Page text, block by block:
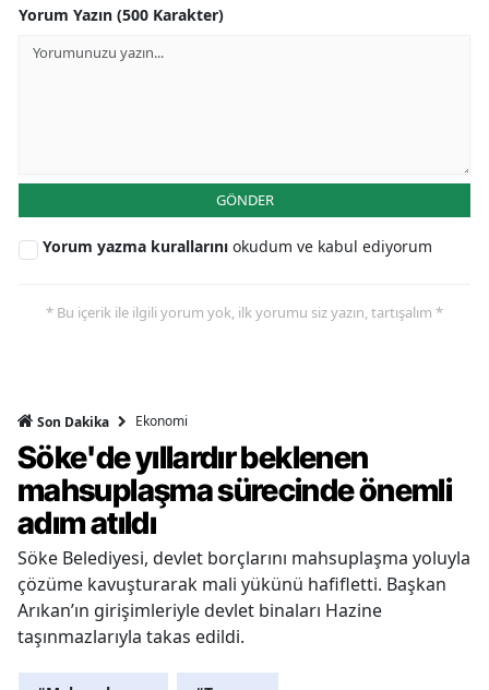
Yorum Yazın (500 Karakter)
GÖNDER
Yorum yazma kurallarını okudum ve kabul ediyorum
* Bu içerik ile ilgili yorum yok, ilk yorumu siz yazın, tartışalım *
Son Dakika Ekonomi
Söke'de yıllardır beklenen
mahsuplaşma sürecinde önemli
adım atıldı
Söke Belediyesi, devlet borçlarını mahsuplaşma yoluyla
çözüme kavuşturarak mali yükünü hafifletti. Başkan
Arıkan’ın girişimleriyle devlet binaları Hazine
taşınmazlarıyla takas edildi.